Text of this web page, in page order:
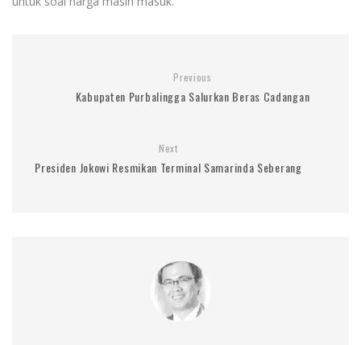
Previous
Kabupaten Purbalingga Salurkan Beras Cadangan
Next
Presiden Jokowi Resmikan Terminal Samarinda Seberang